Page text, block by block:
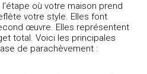
où votre maison prend
votre style. Elles font
œuvre. Elles représentent
total. Voici les principales
de parachèvement :